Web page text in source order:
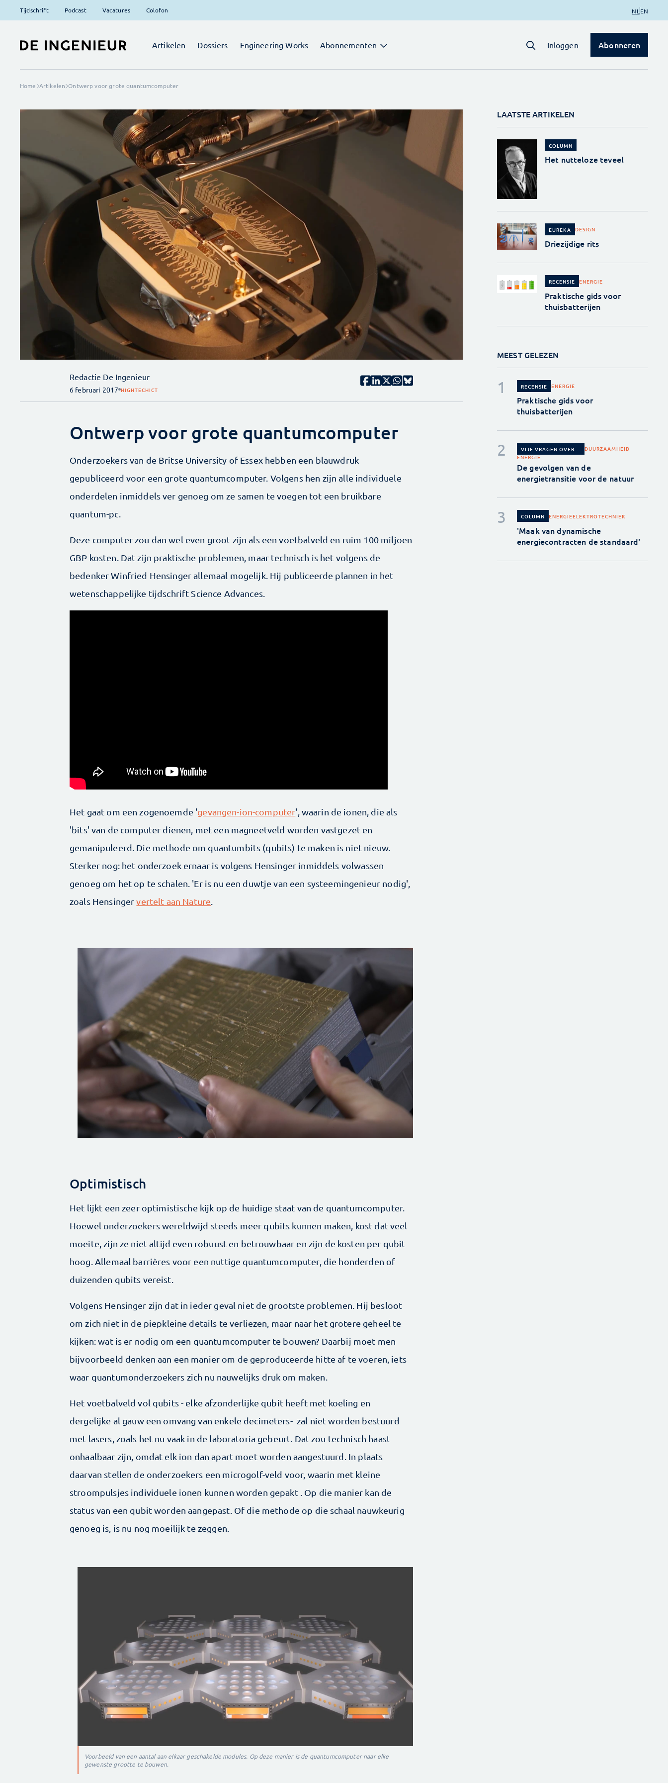
Tijdschrift Podcast Vacatures Colofon NL EN
Artikelen Dossiers Engineering Works Abonnementen Inloggen Abonneren
Home Artikelen Ontwerp voor grote quantumcomputer
Redactie De Ingenieur
6 februari 2017 HIGHTECHICT
Ontwerp voor grote quantumcomputer
Onderzoekers van de Britse University of Essex hebben een blauwdruk
gepubliceerd voor een grote quantumcomputer. Volgens hen zijn alle individuele
onderdelen inmiddels ver genoeg om ze samen te voegen tot een bruikbare
quantum-pc.
Deze computer zou dan wel even groot zijn als een voetbalveld en ruim 100 miljoen
GBP kosten. Dat zijn praktische problemen, maar technisch is het volgens de
bedenker Winfried Hensinger allemaal mogelijk. Hij publiceerde plannen in het
wetenschappelijke tijdschrift Science Advances.
Het gaat om een zogenoemde 'gevangen-ion-computer', waarin de ionen, die als
'bits' van de computer dienen, met een magneetveld worden vastgezet en
gemanipuleerd. Die methode om quantumbits (qubits) te maken is niet nieuw.
Sterker nog: het onderzoek ernaar is volgens Hensinger inmiddels volwassen
genoeg om het op te schalen. 'Er is nu een duwtje van een systeemingenieur nodig',
zoals Hensingervertelt aan Nature
Optimistisch
Het lijkt een zeer optimistische kijk op de huidige staat van de quantumcomputer.
Hoewel onderzoekers wereldwijd steeds meer qubits kunnen maken, kost dat veel
moeite, zijn ze niet altijd even robuust en betrouwbaar en zijn de kosten per qubit
hoog. Allemaal barrières voor een nuttige quantumcomputer, die honderden of
duizenden qubits vereist.
Volgens Hensinger zijn dat in ieder geval niet de grootste problemen. Hij besloot
om zich niet in de piepkleine details te verliezen, maar naar het grotere geheel te
kijken: wat is er nodig om een quantumcomputer te bouwen? Daarbij moet men
bijvoorbeeld denken aan een manier om de geproduceerde hitte af te voeren, iets
waar quantumonderzoekers zich nu nauwelijks druk om maken.
Het voetbalveld vol qubits - elke afzonderlijke qubit heeft met koeling en
dergelijke al gauw een omvang van enkele decimeters- zal niet worden bestuurd
met lasers, zoals het nu vaak in de laboratoria gebeurt. Dat zou technisch haast
onhaalbaar zijn, omdat elk ion dan apart moet worden aangestuurd. In plaats
daarvan stellen de onderzoekers een microgolf-veld voor, waarin met kleine
stroompulsjes individuele ionen kunnen worden gepakt . Op die manier kan de
status van een qubit worden aangepast. Of die methode op die schaal nauwkeurig
genoeg is, is nu nog moeilijk te zeggen.
Voorbeeld van een aantal aan elkaar geschakelde modules. Op deze manier is de quantumcomputer naar elke
gewenste grootte te bouwen.
LAATSTE ARTIKELEN
COLUMN
Het nutteloze teveel
EUREKA DESIGN
Driezijdige rits
RECENSIE ENERGIE
Praktische gids voor
thuisbatterijen
MEEST GELEZEN
RECENSIE ENERGIE
Praktische gids voor
thuisbatterijen
VIJF VRAGEN OVER...
DUURZAAMHEID
ENERGIE
De gevolgen van de
energietransitie voor de natuur
COLUMN ENERGIEELEKTROTECHNIEK
'Maak van dynamische
energiecontracten de standaard'